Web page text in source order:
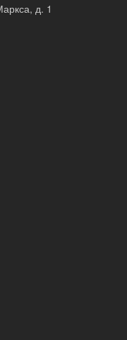
д. 1